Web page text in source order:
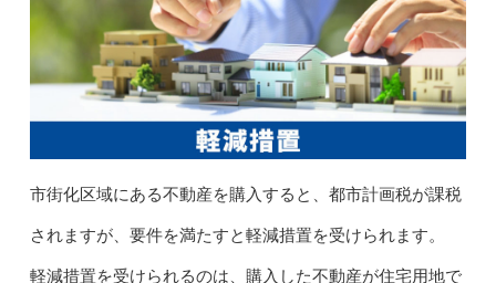
市街化区域にある不動産を購入すると、都市計画税が課税
されますが、要件を満たすと軽減措置を受けられます。
軽減措置を受けられるのは、購入した不動産が住宅用地で